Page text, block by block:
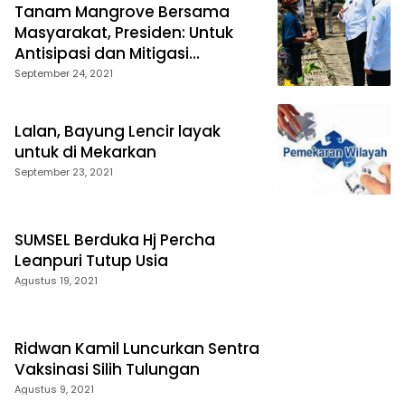
Tanam Mangrove Bersama
Masyarakat, Presiden: Untuk
Antisipasi dan Mitigasi
Perubahan Iklim
September 24, 2021
Lalan, Bayung Lencir layak
untuk di Mekarkan
September 23, 2021
SUMSEL Berduka Hj Percha
Leanpuri Tutup Usia
Agustus 19, 2021
Ridwan Kamil Luncurkan Sentra
Vaksinasi Silih Tulungan
Agustus 9, 2021